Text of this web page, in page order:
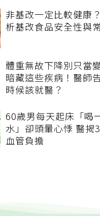
非基改一定比較健康
析基改食品安全性與
體重無故下降別只當
暗藏這些疾病！醫師
時候該就醫？
60歲男每天起床「喝
水」卻頭暈心悸 醫揭
血管負擔